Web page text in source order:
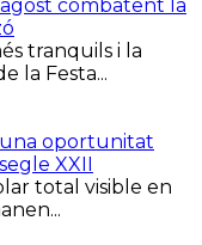
combatent la
tranquils i la
la Festa...
una oportunitat
XXII
total visible en